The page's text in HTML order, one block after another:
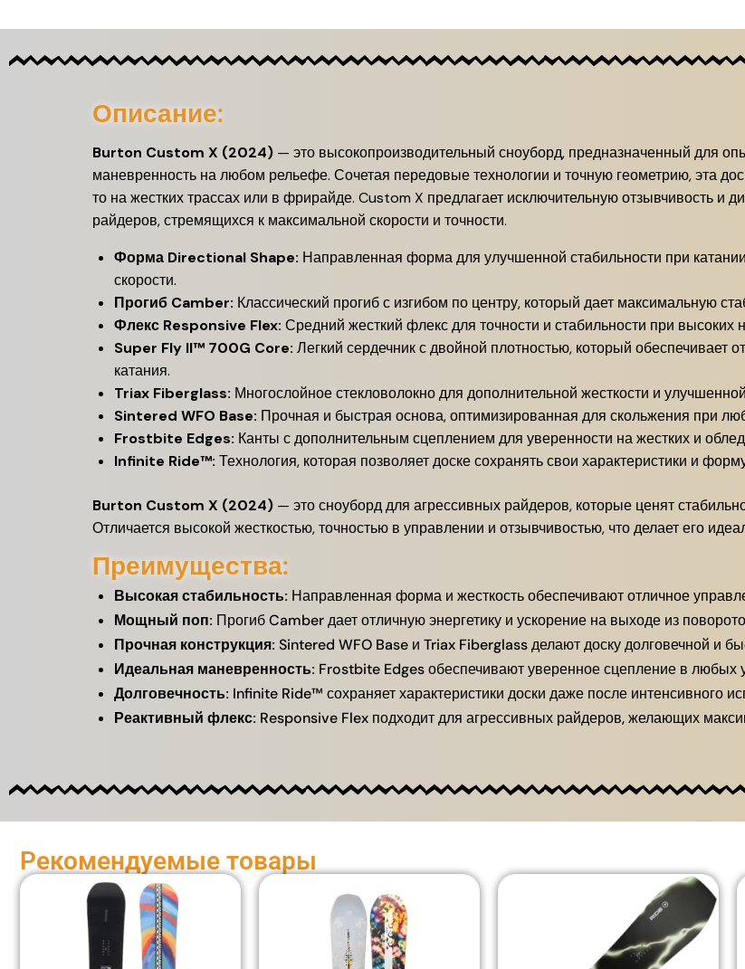
Описание:
Burton Custom X (2024) — это высокопроизводительный сноуборд, предназначенный для
маневренность на любом рельефе. Сочетая передовые технологии и точную геометрию, эта
то на жестких трассах или в фрирайде. Custom X предлагает исключительную отзывчивость и
райдеров, стремящихся к максимальной скорости и точности.
Форма Directional Shape: Направленная форма для улучшенной стабильности при
скорости.
Прогиб Camber: Классический прогиб с изгибом по центру, который дает максимальную
Флекс Responsive Flex: Средний жесткий флекс для точности и стабильности при высоких
Super Fly II™ 700G Core: Легкий сердечник с двойной плотностью, который обеспечивает
катания.
Triax Fiberglass: Многослойное стекловолокно для дополнительной жесткости и
Sintered WFO Base: Прочная и быстрая основа, оптимизированная для скольжения при
Frostbite Edges: Канты с дополнительным сцеплением для уверенности на жестких и
Infinite Ride™: Технология, которая позволяет доске сохранять свои характеристики и
Burton Custom X (2024) — это сноуборд для агрессивных райдеров, которые ценят
Отличается высокой жесткостью, точностью в управлении и отзывчивостью, что делает его
Преимущества:
Высокая стабильность: Направленная форма и жесткость обеспечивают отличное
Мощный поп: Прогиб Camber дает отличную энергетику и ускорение на выходе из
Прочная конструкция: Sintered WFO Base и Triax Fiberglass делают доску долговечной и
Идеальная маневренность: Frostbite Edges обеспечивают уверенное сцепление в любых
Долговечность: Infinite Ride™ сохраняет характеристики доски даже после интенсивного
Реактивный флекс: Responsive Flex подходит для агрессивных райдеров, желающих
Рекомендуемые товары